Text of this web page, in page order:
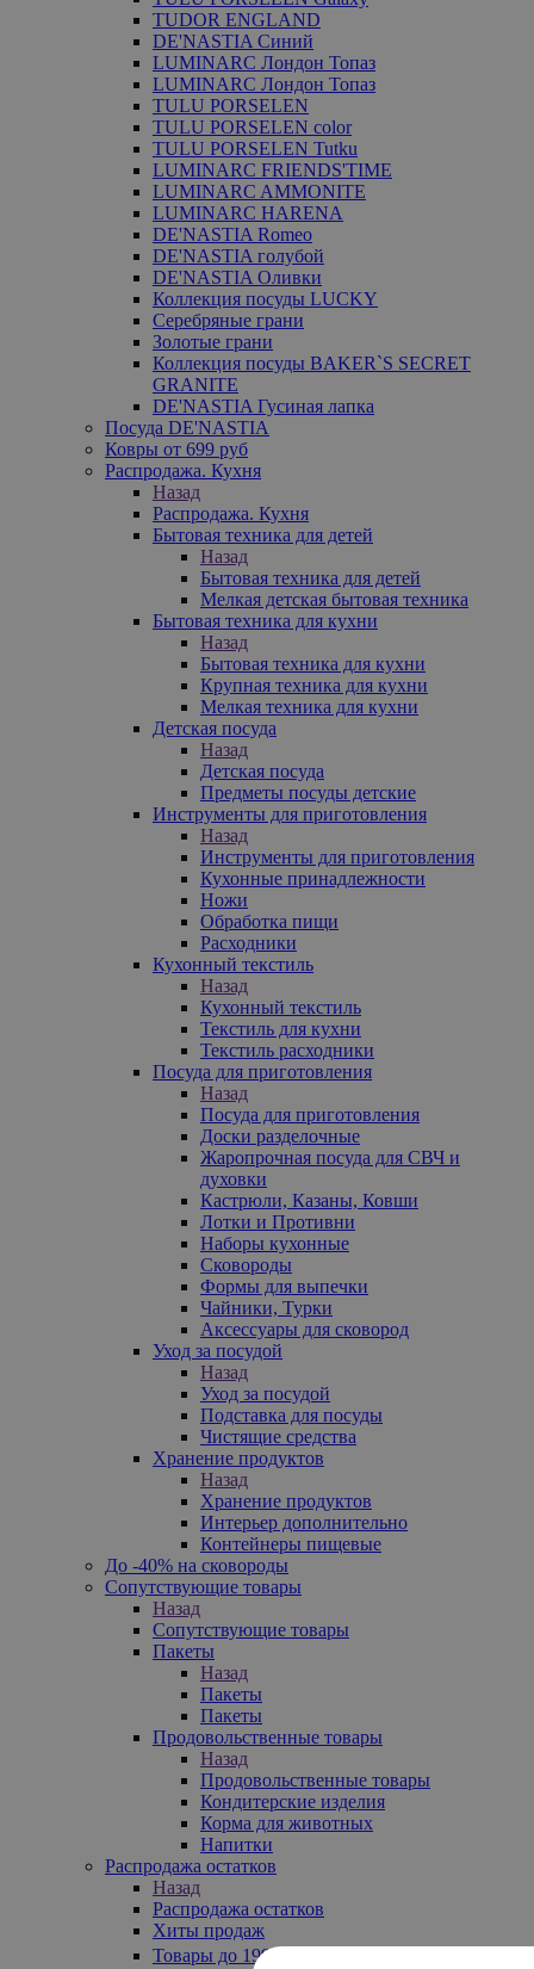
TUDOR ENGLAND
DE'NASTIA Синий
LUMINARC Лондон Топаз
LUMINARC Лондон Топаз
TULU PORSELEN
TULU PORSELEN color
TULU PORSELEN Tutku
LUMINARC FRIENDS'TIME
LUMINARC AMMONITE
LUMINARC HARENA
DE'NASTIA Romeo
DE'NASTIA голубой
DE'NASTIA Оливки
Коллекция посуды LUCKY
Серебряные грани
Золотые грани
Коллекция посуды BAKER`S SECRET
GRANITE
DE'NASTIA Гусиная лапка
Посуда DE'NASTIA
Ковры от 699 руб
Распродажа. Кухня
Назад
Распродажа. Кухня
Бытовая техника для детей
Назад
Бытовая техника для детей
Мелкая детская бытовая техника
Бытовая техника для кухни
Назад
Бытовая техника для кухни
Крупная техника для кухни
Мелкая техника для кухни
Детская посуда
Назад
Детская посуда
Предметы посуды детские
Инструменты для приготовления
Назад
Инструменты для приготовления
Кухонные принадлежности
Ножи
Обработка пищи
Расходники
Кухонный текстиль
Назад
Кухонный текстиль
Текстиль для кухни
Текстиль расходники
Посуда для приготовления
Назад
Посуда для приготовления
Доски разделочные
Жаропрочная посуда для СВЧ и
духовки
Кастрюли, Казаны, Ковши
Лотки и Противни
Наборы кухонные
Сковороды
Формы для выпечки
Чайники, Турки
Аксессуары для сковород
Уход за посудой
Назад
Уход за посудой
Подставка для посуды
Чистящие средства
Хранение продуктов
Назад
Хранение продуктов
Интерьер дополнительно
Контейнеры пищевые
До -40% на сковороды
Сопутствующие товары
Назад
Сопутствующие товары
Пакеты
Назад
Пакеты
Пакеты
Продовольственные товары
Назад
Продовольственные товары
Кондитерские изделия
Корма для животных
Напитки
Распродажа остатков
Назад
Распродажа остатков
Хиты продаж
Товары до 199₽